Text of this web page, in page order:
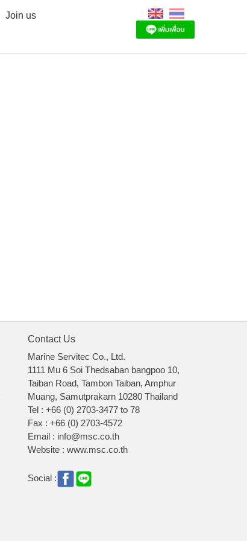
Join us
Contact Us
Marine Servitec Co., Ltd.
1111 Mu 6 Soi Thedsaban bangpoo 10,
Taiban Road, Tambon Taiban, Amphur
Muang, Samutprakarn 10280 Thailand
Tel : +66 (0) 2703-3477 to 78
Fax : +66 (0) 2703-4572
Email : info@msc.co.th
Website : www.msc.co.th
Social :